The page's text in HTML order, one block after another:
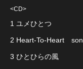
<CD>
1 ユメひとつ
2 Heart-To-Heart
3 ひとひらの風